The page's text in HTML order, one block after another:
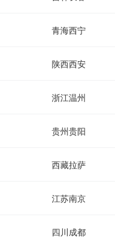
青海西宁
陕西西安
浙江温州
贵州贵阳
西藏拉萨
江苏南京
四川成都